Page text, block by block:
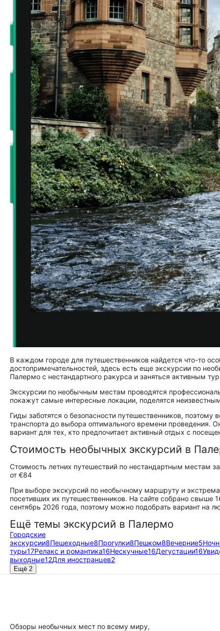
В каждом городе для путешественников найдется что-то
достопримечательностей, здесь есть еще экскурсии по
Палермо с нестандартного ракурса и заняться активным
Экскурсии по необычным местам проводятся
покажут самые интересные локации, поделятся
Гиды заботятся о безопасности путешественников,
транспорта до выбора оптимального времени проведения.
вариант для тех, кто предпочитает активный отдых с
Стоимость необычных экскурсий в
Стоимость летних путешествий по нестандартным местам
от €84
При выборе экскурсий по необычному маршруту и
посетивших их путешественников. На сайте собрано
сентябрь 2026 года, поэтому можно подобрать вариант на
Ещё темы экскурсий в Палермо
Городские
экскурсии8Пешеходные8Прогулки8Пешком8Вечерние5
туры17Релакс и романтика16Нескучные16Дегустации16
выходные12Для иностранцев2
Ещё 2
Обзоры необычных мест по всему миру,